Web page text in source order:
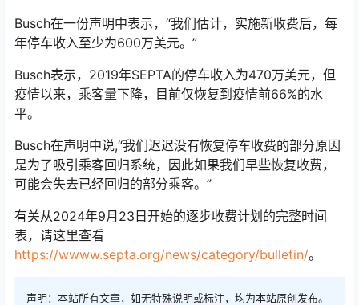
Busch在一份声明中表示，“我们估计，实施新收费后，每
年停车收入至少为600万美元。”
Busch表示，2019年SEPTA的停车收入为470万美元，但
疫情以来，乘客量下降，目前仅恢复到疫情前66%的水
平。
Busch在声明中说,“我们迟迟没有恢复停车收费的部分原因
是为了吸引乘客回归系统，因此如果我们早些恢复收费，
可能会失去已经回归的部分乘客。”
有关从2024年9月23日开始的逐步收费计划的完整时间
表，请这里查看
https://wwww.septa.org/news/category/bulletin/。
声明：本站所有文章，如无特殊说明或标注，均为本站原创发布。